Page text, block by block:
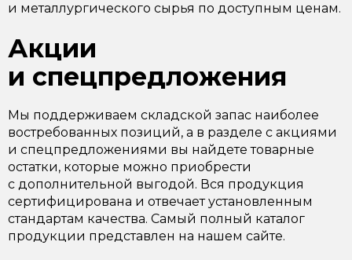
и металлургического сырья по доступным ценам.
Акции
и спецпредложения
Мы поддерживаем складской запас наиболее
востребованных позиций, а в разделе с акциями
и спецпредложениями вы найдете товарные
остатки, которые можно приобрести
с дополнительной выгодой. Вся продукция
сертифицирована и отвечает установленным
стандартам качества. Самый полный каталог
продукции представлен на нашем сайте.